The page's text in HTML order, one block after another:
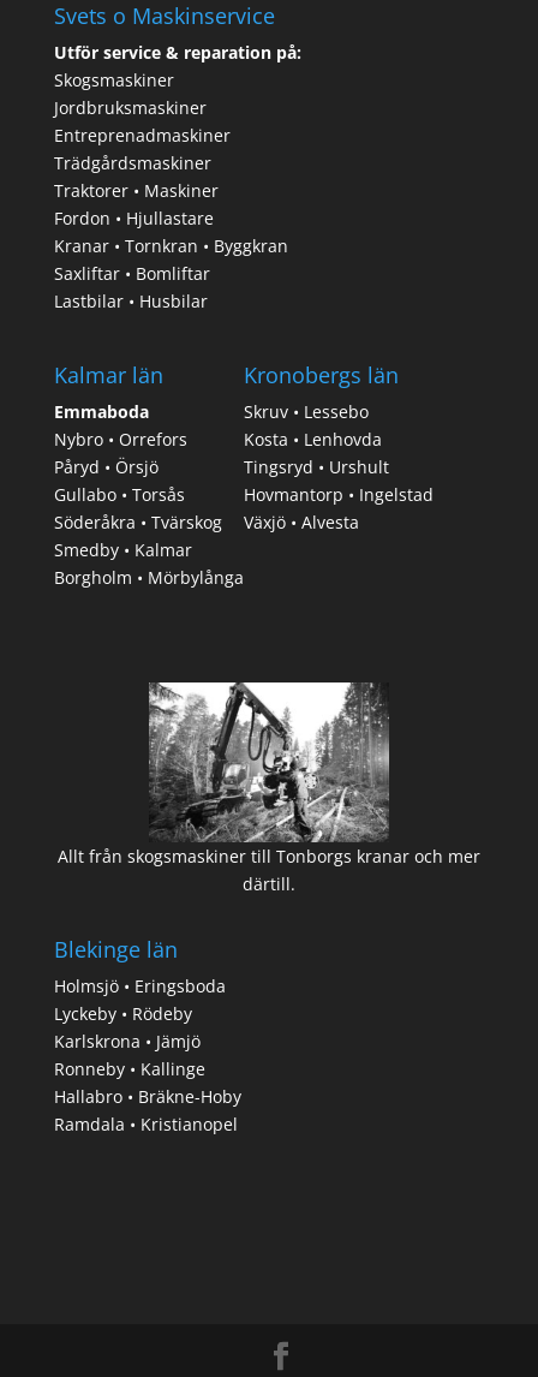
Svets o Maskinservice
Utför service & reparation på:
Skogsmaskiner
Jordbruksmaskiner
Entreprenadmaskiner
Trädgårdsmaskiner
Traktorer • Maskiner
Fordon • Hjullastare
Kranar • Tornkran • Byggkran
Saxliftar • Bomliftar
Lastbilar • Husbilar
Kalmar län
Emmaboda
Nybro • Orrefors
Påryd • Örsjö
Gullabo • Torsås
Söderåkra • Tvärskog
Smedby • Kalmar
Borgholm • Mörbylånga
Kronobergs län
Skruv • Lessebo
Kosta • Lenhovda
Tingsryd • Urshult
Hovmantorp • Ingelstad
Växjö • Alvesta
Allt från skogsmaskiner till Tonborgs kranar och mer
därtill.
Blekinge län
Holmsjö • Eringsboda
Lyckeby • Rödeby
Karlskrona • Jämjö
Ronneby • Kallinge
Hallabro • Bräkne-Hoby
Ramdala • Kristianopel